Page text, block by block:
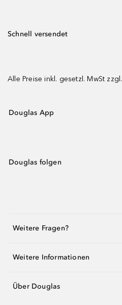
Schnell versendet
Alle Preise inkl. gesetzl. MwSt zzgl.
Douglas App
Douglas folgen
Weitere Fragen?
Weitere Informationen
Über Douglas